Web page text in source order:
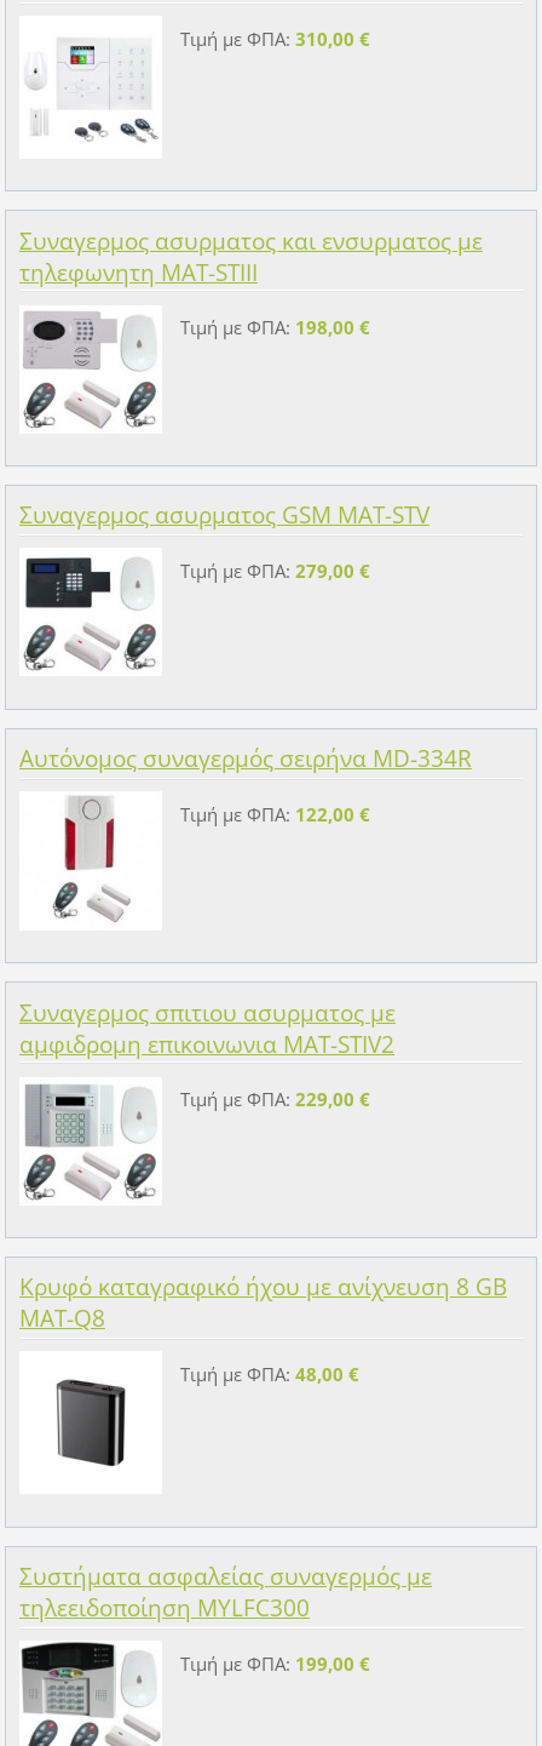
Τιμή με ΦΠΑ: 310,00 €
Συναγερμος ασυρματος και ενσυρματος με
τηλεφωνητη MAT-STIII
Τιμή με ΦΠΑ: 198,00 €
Συναγερμος ασυρματος GSM MAT-STV
Τιμή με ΦΠΑ: 279,00 €
Αυτόνομος συναγερμός σειρήνα MD-334R
Τιμή με ΦΠΑ: 122,00 €
Συναγερμος σπιτιου ασυρματος με
αμφιδρομη επικοινωνια MAT-STIV2
Τιμή με ΦΠΑ: 229,00 €
Κρυφό καταγραφικό ήχου με ανίχνευση 8 GB
MAT-Q8
Τιμή με ΦΠΑ: 48,00 €
Συστήματα ασφαλείας συναγερμός με
τηλεειδοποίηση ΜYLFC300
Τιμή με ΦΠΑ: 199,00 €